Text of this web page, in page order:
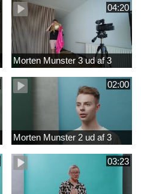
04:20
Morten Munster 3 ud af 3
02:00
Morten Munster 2 ud af 3
03:23